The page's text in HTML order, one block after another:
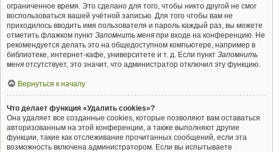
ограниченное время. Это сделано для того, чтобы никто другой не смог
воспользоваться вашей учётной записью. Для того чтобы вам не
приходилось вводить имя пользователя и пароль каждый раз, вы можете
отметить флажком пункт Запомнить меня при входе на конференцию. Не
рекомендуется делать это на общедоступном компьютере, например в
библиотеке, интернет-кафе, университете и т. д. Если пункт Запомнить
меня отсутствует, это значит, что администратор отключил эту функцию.
Вернуться к началу
Что делает функция «Удалить cookies»?
Она удаляет все созданные cookies, которые позволяют вам оставаться
авторизованным на этой конференции, а также выполняют другие
функции, такие как отслеживание прочитанных сообщений, если эта
возможность включена администратором. Если вы испытываете